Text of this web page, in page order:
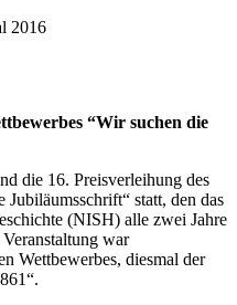
“Wir suchen die
die 16. Preisverleihung des
Jubiläumsschrift“ statt, den das
(NISH) alle zwei Jahre
war
Wettbewerbes, diesmal der